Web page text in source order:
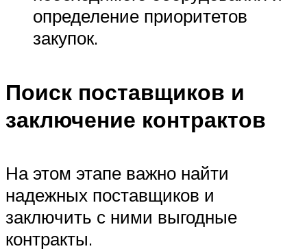
определение приоритетов
закупок.
Поиск поставщиков и
заключение контрактов
На этом этапе важно найти
надежных поставщиков и
заключить с ними выгодные
контракты.